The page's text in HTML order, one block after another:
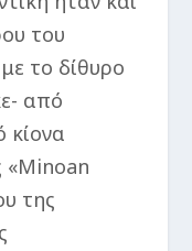
του
το δίθυρο
από
κίονα
«Minoan
της